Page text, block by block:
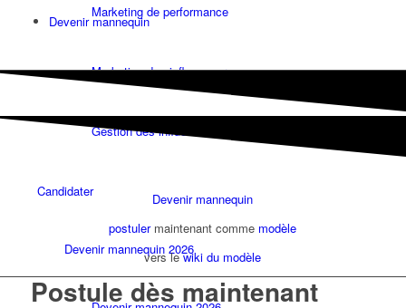
Marketing de performance
Marketing des influenceurs
Gestion des influenceurs
Candidater
Devenir mannequin 2026
Devenir mannequin
Devenir mannequin
postulermaintenant comme modèle
vers lewiki du modèle
Postule dès maintenant